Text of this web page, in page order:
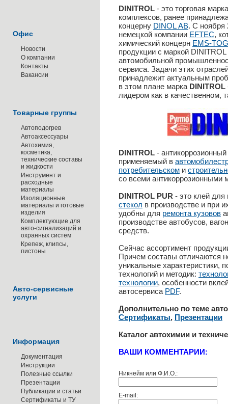
Офис
Новости
О компании
Контакты
Вакансии
Товарные группы
Автоподогрев
Автоаксессуары
Автохимия,
косметика,
технические составы
и жидкости
Инструмент и
расходные
материалы
Изоляционные
материалы и готовые
изделия
Комплектующие для
авто-сигнализаций и
охранных систем
Крепеж, клипсы,
пистоны
Авто-сервисные
услуги
Информация
Документация
Инструкции
Полезные ссылки
Презентации
Публикации и статьи
Сертификаты и ТУ
DINITROL - это торговая
комплексов, ранее
концерну DINOL АВ. С ноября
немецкой компании EFTEC,
химический концерн EMS-
продукции с маркой
автомобильной
сервиса. Задачи этих
принадлежит актуальным
в этом плане марка DINITROL
лидером как в качественном,
DINITROL -
применяемый в
потребительском и
со всеми антикоррозионными
DINITROL PUR - это клей для
стекол в производстве и при
удобны для ремонта кузовов
производстве автобусов,
средств.
Сейчас ассортимент
Причем составы отличаются
уникальные характеристики,
технологий и методик:
технологии, особенности
автосервиса PDF.
Дополнительно по теме
Сертификаты, Презентации
Каталог автохимии и
ВАШИ КОММЕНТАРИИ:
Никнейм или Ф.И.О.:
E-mail: